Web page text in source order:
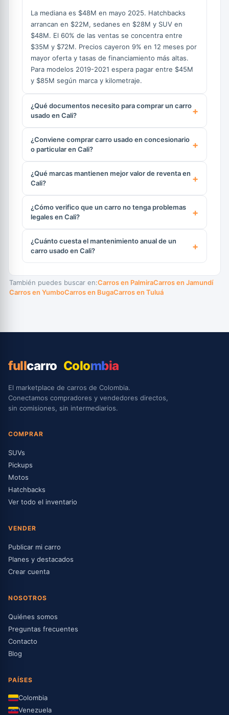
La mediana es $48M en mayo 2025. Hatchbacks
arrancan en $22M, sedanes en $28M y SUV en
$48M. El 60% de las ventas se concentra entre
$35M y $72M. Precios cayeron 9% en 12 meses por
mayor oferta y tasas de financiamiento más altas.
Para modelos 2019-2021 espera pagar entre $45M
y $85M según marca y kilometraje.
¿Qué documentos necesito para comprar un carro
usado en Cali?
¿Conviene comprar carro usado en concesionario
o particular en Cali?
¿Qué marcas mantienen mejor valor de reventa en
Cali?
¿Cómo verifico que un carro no tenga problemas
legales en Cali?
¿Cuánto cuesta el mantenimiento anual de un
carro usado en Cali?
También puedes buscar en:Carros en PalmiraCarros en Jamundí
Carros en YumboCarros en BugaCarros en Tuluá
fullcarro Colombia
El marketplace de carros de Colombia.
Conectamos compradores y vendedores directos,
sin comisiones, sin intermediarios.
COMPRAR
SUVs
Pickups
Motos
Hatchbacks
Ver todo el inventario
VENDER
Publicar mi carro
Planes y destacados
Crear cuenta
NOSOTROS
Quiénes somos
Preguntas frecuentes
Contacto
Blog
PAÍSES
Colombia
Venezuela